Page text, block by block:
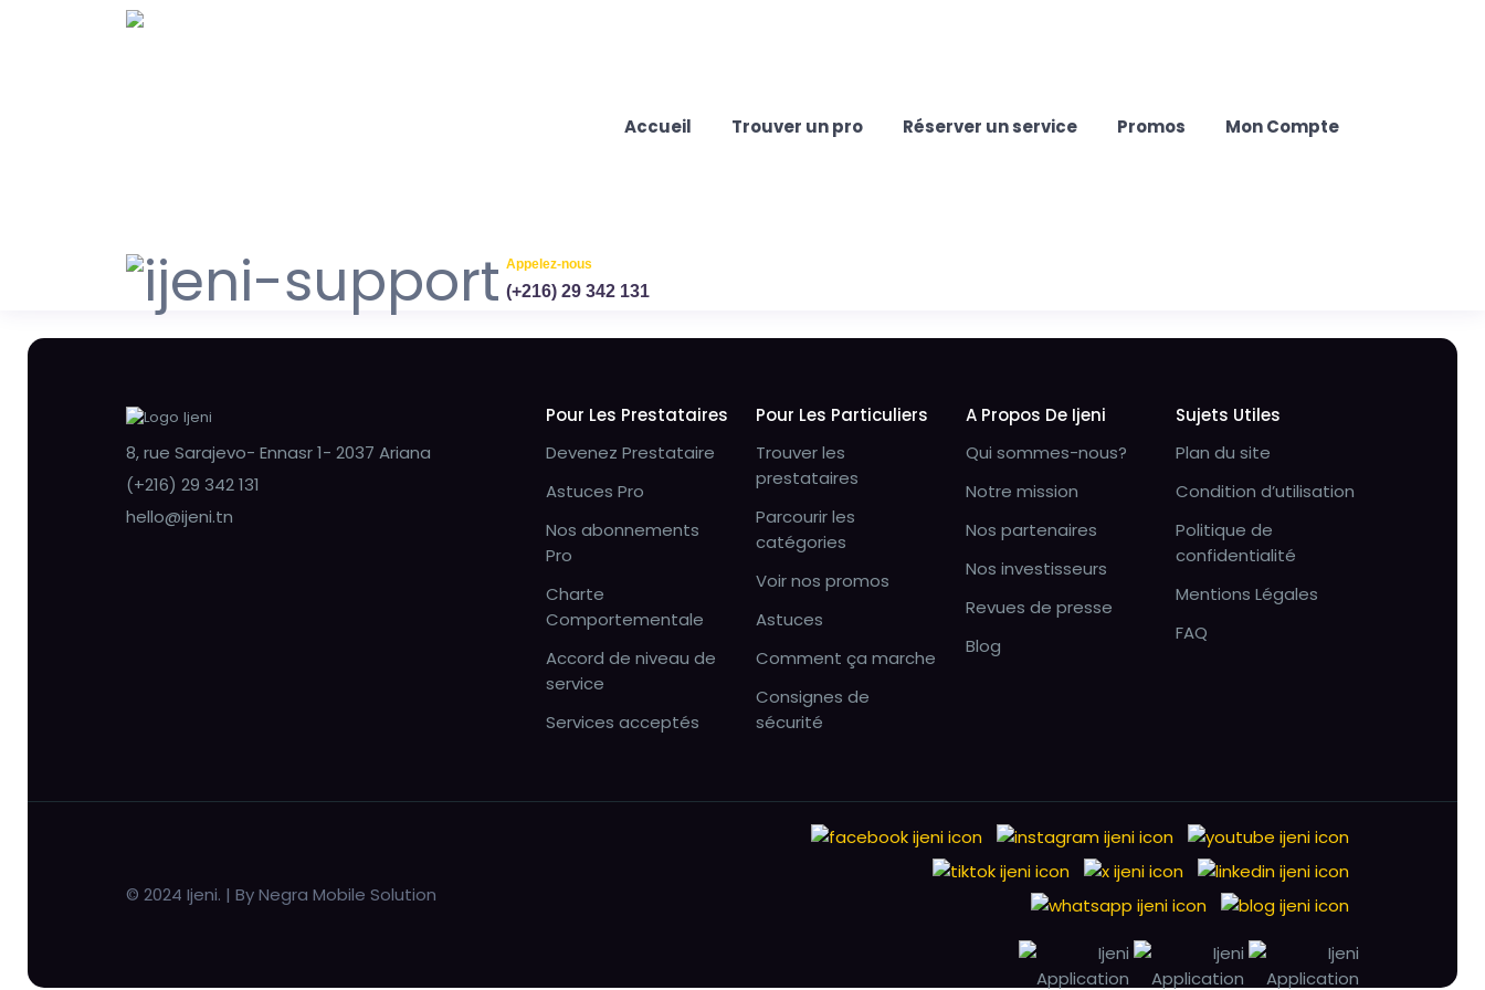
Accueil Trouver un pro Réserver un service Promos Mon Compte
Appelez-nous
(+216) 29 342 131
8, rue Sarajevo- Ennasr 1- 2037 Ariana
(+216) 29 342 131
hello@ijeni.tn
Pour Les Prestataires
Devenez Prestataire
Astuces Pro
Nos abonnements
Pro
Charte
Comportementale
Accord de niveau de
service
Services acceptés
Pour Les Particuliers
Trouver les
prestataires
Parcourir les
catégories
Voir nos promos
Astuces
Comment ça marche
Consignes de
sécurité
A Propos De Ijeni
Qui sommes-nous?
Notre mission
Nos partenaires
Nos investisseurs
Revues de presse
Blog
Sujets Utiles
Plan du site
Condition d’utilisation
Politique de
confidentialité
Mentions Légales
FAQ
© 2024 Ijeni. | By Negra Mobile Solution